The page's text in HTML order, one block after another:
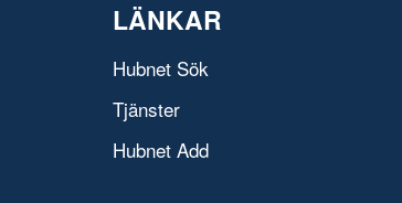
LÄNKAR
Hubnet Sök
Tjänster
Hubnet Add